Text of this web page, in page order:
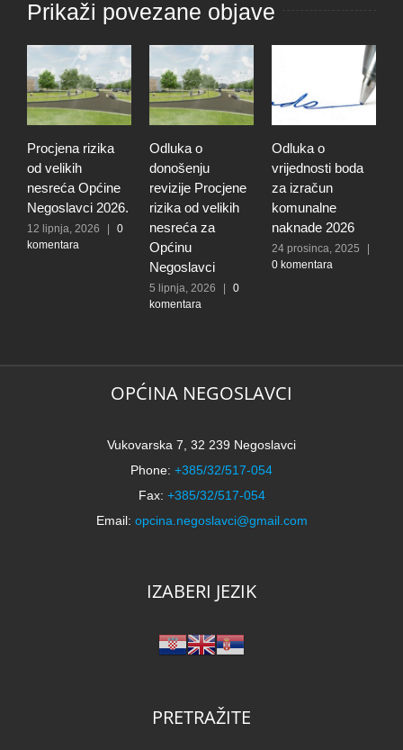
Prikaži povezane objave
Procjena rizika
od velikih
nesreća Općine
Negoslavci 2026.
12 lipnja, 2026
0
komentara
Odluka o
donošenju
revizije Procjene
rizika od velikih
nesreća za
Općinu
Negoslavci
5 lipnja, 2026
0
komentara
Odluka o
vrijednosti boda
za izračun
komunalne
naknade 2026
24 prosinca, 2025
0 komentara
OPĆINA NEGOSLAVCI
Vukovarska 7, 32 239 Negoslavci
Phone: +385/32/517-054
Fax: +385/32/517-054
Email: opcina.negoslavci@gmail.com
IZABERI JEZIK
PRETRAŽITE